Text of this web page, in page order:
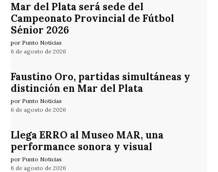
Mar del Plata será sede del
Campeonato Provincial de Fútbol
Sénior 2026
por Punto Noticias
6 de agosto de 2026
Faustino Oro, partidas simultáneas y
distinción en Mar del Plata
por Punto Noticias
6 de agosto de 2026
Llega ERRO al Museo MAR, una
performance sonora y visual
por Punto Noticias
6 de agosto de 2026